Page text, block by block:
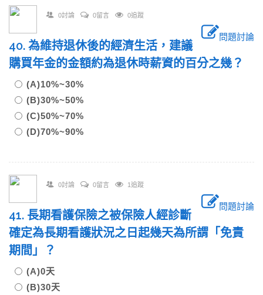
0討論 0留言 0追蹤
問題討論
40. 為維持退休後的經濟生活，建議
購買年金的金額約為退休時薪資的百分之幾？
(A)10%~30%
(B)30%~50%
(C)50%~70%
(D)70%~90%
0討論 0留言 1追蹤
問題討論
41. 長期看護保險之被保險人經診斷
確定為長期看護狀況之日起幾天為所謂「免責
期間」？
(A)0天
(B)30天